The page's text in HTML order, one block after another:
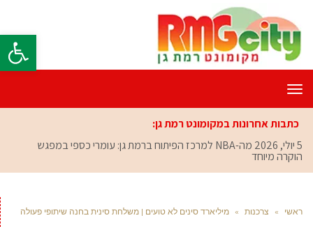
פתח
תפריט
כתבות אחרונות במקומונט רמת גן:
5 יולי, 2026
מה-NBA למרכז הפיתוח ברמת גן: עומרי כספי במפגש
הוקרה מיוחד
ראשי » צרכנות » מיליארד סינים לא טועים | משלחת סינית בחנה שיתופי פעולה